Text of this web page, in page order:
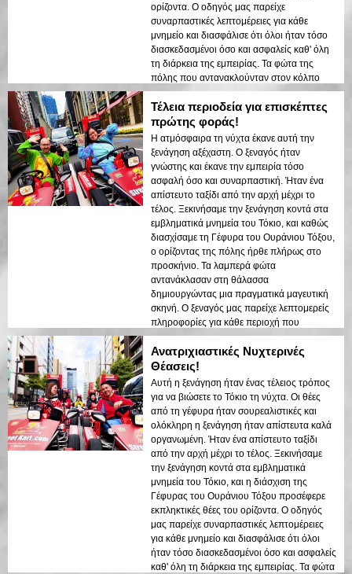
ορίζοντα. Ο οδηγός μας παρείχε
συναρπαστικές λεπτομέρειες για κάθε
μνημείο και διασφάλισε ότι όλοι ήταν τόσο
διασκεδασμένοι όσο και ασφαλείς καθ' όλη
τη διάρκεια της εμπειρίας. Τα φώτα της
πόλης που αντανακλούνταν στον κόλπο
δημιούργησαν μια ονειρεμένη ατμόσφαιρα
που άφησε μια διαρκή εντύπωση. Αυτή η
ξενάγηση είναι ιδανική για τους επισκέπτες
που έρχονται για πρώτη φορά και θέλουν
έναν συνδυασμό περιπέτειας και
sightseeing. Η αντίθεση μεταξύ των
σύγχρονων δομών του Τόκιο και των
ιστορικών περιοχών αναδείχθηκε όμορφα
στα νυχτερινά φώτα. Θα συνιστούσα αυτή
την ξενάγηση σε οποιονδήποτε!
Τέλεια περιοδεία για επισκέπτες
πρώτης φοράς!
Η ατμόσφαιρα τη νύχτα έκανε αυτή την
ξενάγηση αξέχαστη. Ο ξεναγός ήταν
γνώστης και έκανε την εμπειρία τόσο
ασφαλή όσο και συναρπαστική. Ήταν ένα
απίστευτο ταξίδι από την αρχή μέχρι το
τέλος. Ξεκινήσαμε την ξενάγηση κοντά στα
εμβληματικά μνημεία του Τόκιο, και καθώς
διασχίσαμε τη Γέφυρα του Ουράνιου Τόξου,
ο ορίζοντας της πόλης ήρθε πλήρως στο
προσκήνιο. Τα λαμπερά φώτα
αντανάκλασαν στη θάλασσα
δημιουργώντας μια πραγματικά μαγευτική
σκηνή. Ο ξεναγός μας παρείχε λεπτομερείς
πληροφορίες για κάθε περιοχή που
επισκεφθήκαμε, μοιράζοντας ενδιαφέρουσες
ιστορίες και διασφαλίζοντας ότι όλοι
ένιωθαν ασφαλείς και άνετοι. Η ατμόσφαιρα
τη νύχτα ήταν ήρεμη αλλά και
συναρπαστική, και βρέθηκα να θαυμάζω την
αντίθεση μεταξύ των σύγχρονων
ουρανοξυστών και της ιστορικής
αρχιτεκτονικής. Αυτή η ξενάγηση είναι ένας
τέλειος συνδυασμός περιπέτειας και
εκπαίδευσης, προσφέροντας στους
ταξιδιώτες μια μοναδική ματιά στην
ομορφιά του Τόκιο μετά το σκοτάδι.
Ανατριχιαστικές Νυχτερινές
Θέασεις!
Αυτή η ξενάγηση ήταν ένας τέλειος τρόπος
για να βιώσετε το Τόκιο τη νύχτα. Οι θέες
από τη γέφυρα ήταν σουρεαλιστικές και
ολόκληρη η ξενάγηση ήταν απίστευτα καλά
οργανωμένη. Ήταν ένα απίστευτο ταξίδι
από την αρχή μέχρι το τέλος. Ξεκινήσαμε
την ξενάγηση κοντά στα εμβληματικά
μνημεία του Τόκιο, και η διάσχιση της
Γέφυρας του Ουράνιου Τόξου προσέφερε
εκπληκτικές θέες του ορίζοντα. Ο οδηγός
μας παρείχε συναρπαστικές λεπτομέρειες
για κάθε μνημείο και διασφάλισε ότι όλοι
ήταν τόσο διασκεδασμένοι όσο και ασφαλείς
καθ' όλη τη διάρκεια της εμπειρίας. Τα φώτα